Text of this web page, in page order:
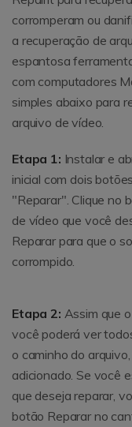
corromperam ou
a recuperação de
espantosa
com computadores
simples abaixo para
arquivo de vídeo.
Etapa 1: Instalar e
inicial com dois
"Reparar". Clique no
de vídeo que você
Reparar para que o
corrompido.
Etapa 2: Assim que
você poderá ver
o caminho do
adicionado. Se você
que deseja reparar,
botão Reparar no